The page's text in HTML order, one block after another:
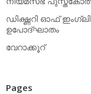
ഡിക്ഷ്ണറി ഓഫ്
ഉപോദ്ഘാതം
വേറാക്കൂറ്
Pages